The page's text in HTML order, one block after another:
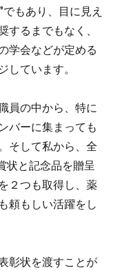
もあり、目に見え
するまでもなく、
学会などが定める
しています。
員の中から、特に
バーに集まっても
そして私から、全
状と記念品を贈呈
２つも取得し、薬
頼もしい活躍をし
彰状を渡すことが